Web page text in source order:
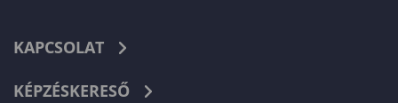
KAPCSOLAT
KÉPZÉSKERESŐ